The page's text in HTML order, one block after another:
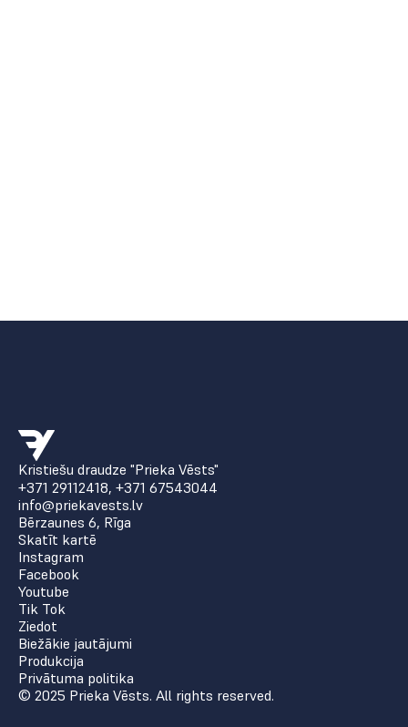
Kristiešu draudze "Prieka Vēsts"
+371 29112418, +371 67543044
info@priekavests.lv
Bērzaunes 6, Rīga
Skatīt kartē
Instagram
Facebook
Youtube
Tik Tok
Ziedot
Biežākie jautājumi
Produkcija
Privātuma politika
© 2025 Prieka Vēsts. All rights reserved.